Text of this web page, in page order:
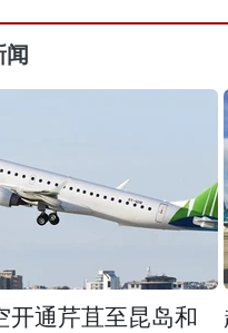
开通芹苴至昆岛和